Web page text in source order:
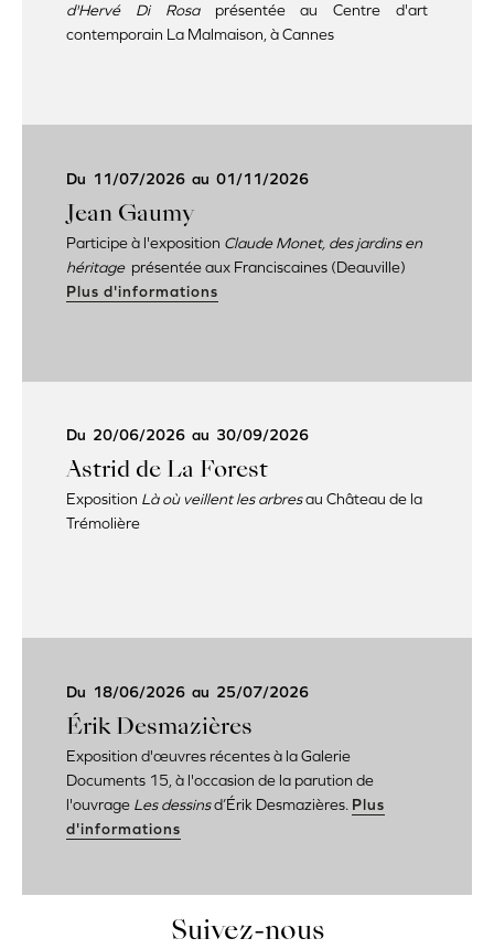
d'Hervé Di Rosaprésentée au Centre d'art
contemporain La Malmaison, à Cannes
Du 11/07/2026 au 01/11/2026
Jean Gaumy
Participe à l'exposition Claude Monet, des jardins en
héritageprésentée aux Franciscaines (Deauville)
Plus d'informations
Du 20/06/2026 au 30/09/2026
Astrid de La Forest
Exposition Là où veillent les arbresau Château de la
Trémolière
Du 18/06/2026 au 25/07/2026
Érik Desmazières
Exposition d'œuvres récentes à la Galerie
Documents 15, à l'occasion de la parution de
l'ouvrage Les dessinsd’Érik Desmazières. Plus
d'informations
Suivez-nous